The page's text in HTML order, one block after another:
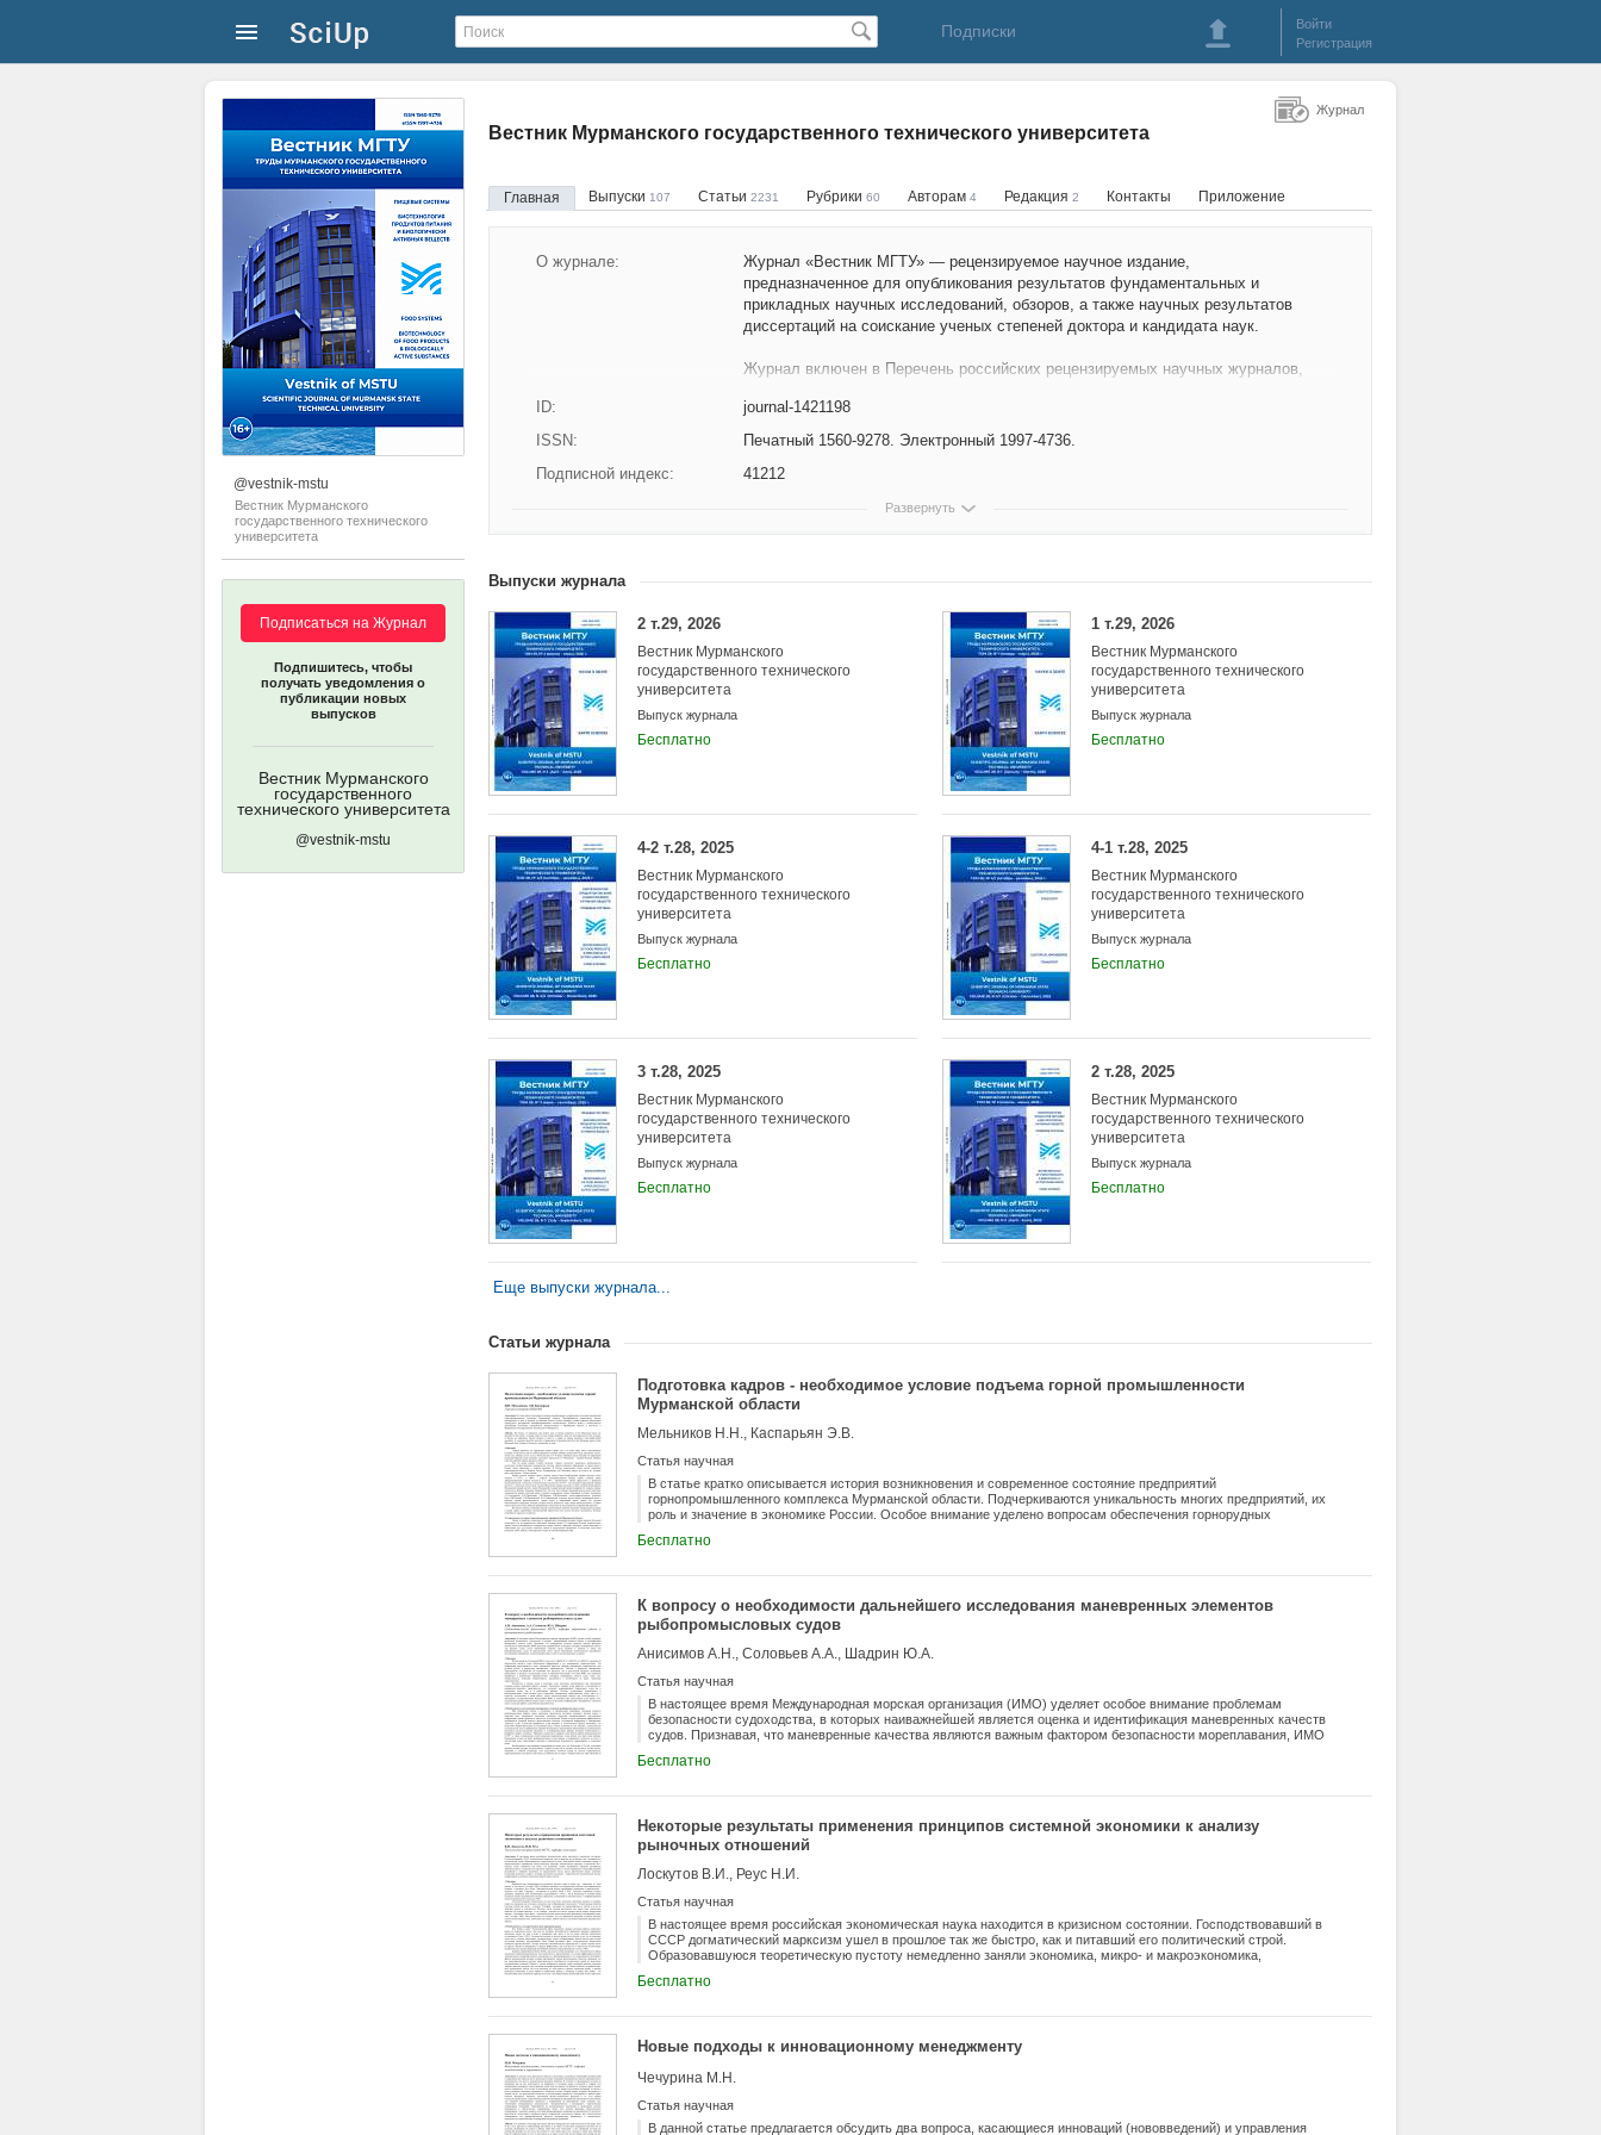
Подписки
Войти
Регистрация
@vestnik-mstu
Вестник Мурманского
государственного технического
университета
Подписаться на Журнал
Подпишитесь, чтобы
получать уведомления о
публикации новых
выпусков
Вестник Мурманского
государственного
технического университета
@vestnik-mstu
Вестник Мурманского государственного технического университета
Главная Выпуски 107 Статьи 2231 Рубрики 60 Авторам 4 Редакция 2 Контакты Приложение
О журнале:
Журнал «Вестник МГТУ» — рецензируемое научное издание,
предназначенное для опубликования результатов фундаментальных и
прикладных научных исследований, обзоров, а также научных результатов
диссертаций на соискание ученых степеней доктора и кандидата наук.
Журнал включен в Перечень российских рецензируемых научных журналов,
диссертаций на соискание ученых степеней доктора и кандидата наук по
следующим группам научных специальностей в соответствии с
Номенклатурой специальностей научных работников:
05.00.00 Технические науки
Учредители:
высшего образования "Мурманский государственный технический
ID:
journal-1421198
ISSN:
Печатный 1560-9278. Электронный 1997-4736.
Подписной индекс:
41212
Развернуть
Выпуски журнала
2 т.29, 2026
Вестник Мурманского
государственного технического
университета
Выпуск журнала
Бесплатно
1 т.29, 2026
Вестник Мурманского
государственного технического
университета
Выпуск журнала
Бесплатно
4-2 т.28, 2025
Вестник Мурманского
государственного технического
университета
Выпуск журнала
Бесплатно
4-1 т.28, 2025
Вестник Мурманского
государственного технического
университета
Выпуск журнала
Бесплатно
3 т.28, 2025
Вестник Мурманского
государственного технического
университета
Выпуск журнала
Бесплатно
2 т.28, 2025
Вестник Мурманского
государственного технического
университета
Выпуск журнала
Бесплатно
Еще выпуски журнала...
Статьи журнала
Подготовка кадров - необходимое условие подъема горной промышленности
Мурманской области
Мельников Н.Н., Каспарьян Э.В.
Статья научная
В статье кратко описывается история возникновения и современное состояние предприятий
горнопромышленного комплекса Мурманской области. Подчеркиваются уникальность многих предприятий, их
роль и значение в экономике России. Особое внимание уделено вопросам обеспечения горнорудных
специалистов непосредственно в Мурманской области, в частности, в Мурманском Государственном
Бесплатно
К вопросу о необходимости дальнейшего исследования маневренных элементов
рыбопромысловых судов
Анисимов А.Н., Соловьев А.А., Шадрин Ю.А.
Статья научная
В настоящее время Международная морская организация (ИМО) уделяет особое внимание проблемам
безопасности судоходства, в которых наиважнейшей является оценка и идентификация маневренных качеств
судов. Признавая, что маневренные качества являются важным фактором безопасности мореплавания, ИМО
перевозящих опасные грузы наливом и навалом, а также для рыбопромысловых судов. В предлагаемой
судов в эксплуатационных условиях.
Бесплатно
Некоторые результаты применения принципов системной экономики к анализу
рыночных отношений
Лоскутов В.И., Реус Н.И.
Статья научная
В настоящее время российская экономическая наука находится в кризисном состоянии. Господствовавший в
СССР догматический марксизм ушел в прошлое так же быстро, как и питавший его политический строй.
Образовавшуюся теоретическую пустоту немедленно заняли экономика, микро- и макроэкономика,
все яснее, что рыночные теории неадекватно отражают российскую действительность и нуждаются в
предлагаемой статье дается критический анализ основных положений рыночных теорий с позиций системной
Бесплатно
Новые подходы к инновационному менеджменту
Чечурина М.Н.
Статья научная
В данной статье предлагается обсудить два вопроса, касающиеся инноваций (нововведений) и управления
Журнал